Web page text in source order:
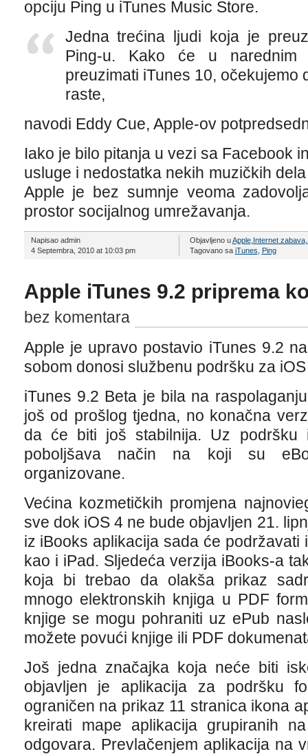
opciju Ping u iTunes Music Store.
Jedna trećina ljudi koja je
Ping-u. Kako će u narednim
preuzimati iTunes 10, očekujemo
raste,
navodi Eddy Cue, Apple-ov
Iako je bilo pitanja u vezi sa Facebook
usluge i nedostatka nekih muzičkih
Apple je bez sumnje veoma
prostor socijalnog umrežavanja.
Napisao admin
4 Septembra, 2010 at 10:03 pm
Objavljeno uApple, Internet zabava,
Tagovano sa iTunes Ping
Apple iTunes 9.2 priprema
bez komentara
Apple je upravo postavio iTunes 9.2
sobom donosi službenu podršku za
iTunes 9.2 Beta je bila na
još od prošlog tjedna, no konačna
da će biti još stabilnija. Uz podršku
poboljšava način na koji su
organizovane.
Većina kozmetičkih promjena
sve dok iOS 4 ne bude objavljen 21.
iz iBooks aplikacija sada će podržavati
kao i iPad. Sljedeća verzija iBooks-a
koja bi trebao da olakša prikaz
mnogo elektronskih knjiga u PDF
knjige se mogu pohraniti uz ePub
možete povući knjige ili PDF
Još jedna značajka koja neće biti
objavljen je aplikacija za podršku
ograničen na prikaz 11 stranica ikona
kreirati mape aplikacija grupiranih
odgovara. Prevlačenjem aplikacija na